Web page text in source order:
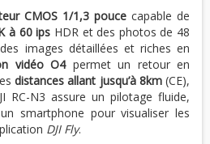
CMOS 1/1,3 pouce capable de
à 60 ips HDR et des photos de 48
images détaillées et riches en
vidéo O4permet un retour en
distances allant jusqu’à 8km(CE),
RC-N3 assure un pilotage fluide,
smartphone pour visualiser les
DJI Fly.